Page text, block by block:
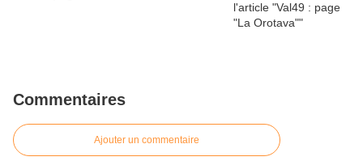
Commentaires
Ajouter un commentaire